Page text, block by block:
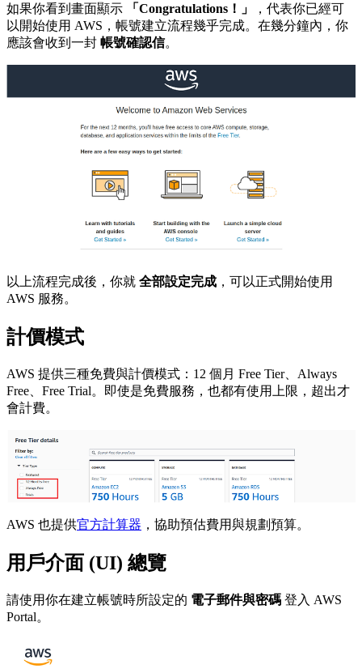
如果你看到畫面顯示 「Congratulations！」
，代表你已經可
以開始使用 AWS，帳號建立流程幾乎完成。在幾分鐘內，你
應該會收到一封 帳號確認信。
以上流程完成後，你就 全部設定完成 ，可以正式開始使用
AWS 服務。
計價模式
AWS 提供三種免費與計價模式：12 個月 Free Tier、Always
Free、Free Trial。即使是免費服務，也都有使用上限，超出才
會計費。
AWS 也提供官方計算器 ，協助預估費用與規劃預算。
用戶介面 (UI) 總覽
請使用你在建立帳號時所設定的 電子郵件與密碼 登入 AWS
Portal。